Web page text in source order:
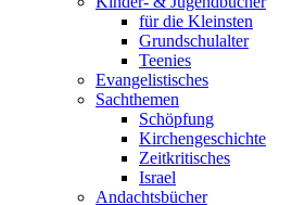
für die Kleinsten
Grundschulalter
Teenies
Evangelistisches
Sachthemen
Schöpfung
Kirchengeschichte
Zeitkritisches
Israel
Andachtsbücher